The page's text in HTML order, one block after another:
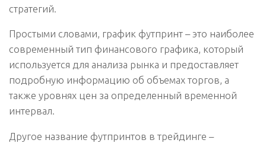
стратегий.
Простыми словами, график футпринт – это наиболее
современный тип финансового графика, который
используется для анализа рынка и предоставляет
подробную информацию об объемах торгов, а
также уровнях цен за определенный временной
интервал.
Другое название футпринтов в трейдинге –